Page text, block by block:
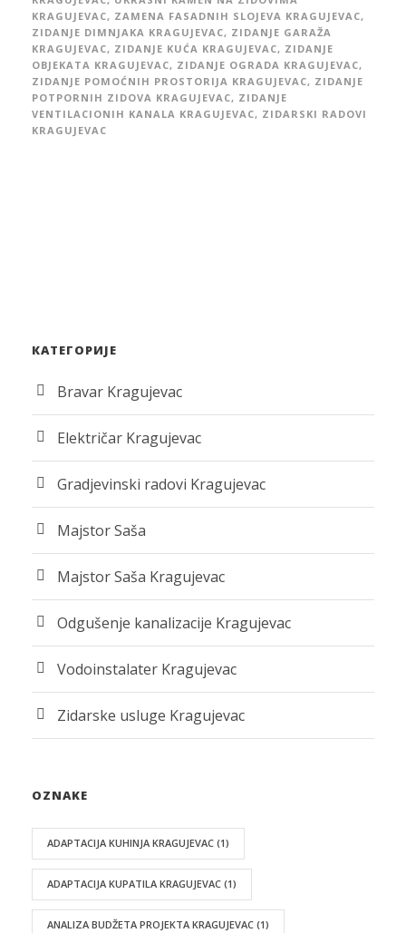
KRAGUJEVAC, ZAMENA FASADNIH SLOJEVA KRAGUJEVAC,
ZIDANJE DIMNJAKA KRAGUJEVAC, ZIDANJE GARAŽA
KRAGUJEVAC, ZIDANJE KUĆA KRAGUJEVAC, ZIDANJE
OBJEKATA KRAGUJEVAC, ZIDANJE OGRADA KRAGUJEVAC,
ZIDANJE POMOĆNIH PROSTORIJA KRAGUJEVAC, ZIDANJE
POTPORNIH ZIDOVA KRAGUJEVAC, ZIDANJE
VENTILACIONIH KANALA KRAGUJEVAC, ZIDARSKI RADOVI
KRAGUJEVAC
КАТЕГОРИЈЕ
Bravar Kragujevac
Električar Kragujevac
Gradjevinski radovi Kragujevac
Majstor Saša
Majstor Saša Kragujevac
Odgušenje kanalizacije Kragujevac
Vodoinstalater Kragujevac
Zidarske usluge Kragujevac
OZNAKE
ADAPTACIJA KUHINJA KRAGUJEVAC (1)
ADAPTACIJA KUPATILA KRAGUJEVAC (1)
ANALIZA BUDŽETA PROJEKTA KRAGUJEVAC (1)